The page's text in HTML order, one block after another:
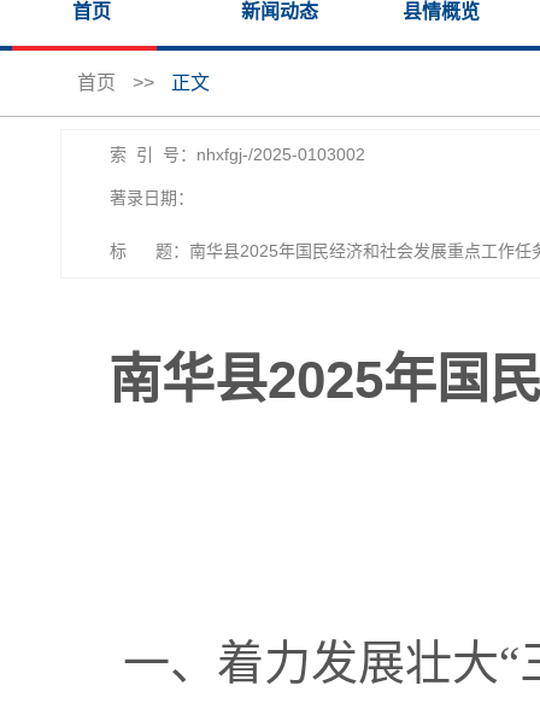
首页 新闻动态 县情概览
首页 >> 正文
索 引 号：nhxfgj-/2025-0103002
著录日期：
标 题：南华县2025年国民经济和社会发展重点工作任
南华县2025年国
一、着力发展壮大